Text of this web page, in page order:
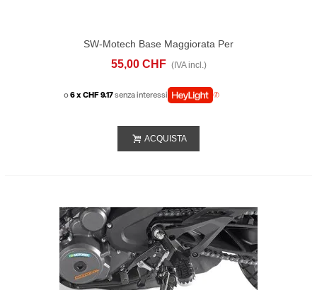
SW-Motech Base Maggiorata Per
Cavalletto Laterale Triumph Tiger
55,00 CHF (IVA incl.)
o6 x CHF 9.17senza interessi
ACQUISTA